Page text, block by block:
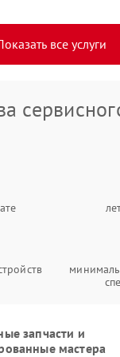
все услуги
запчасти и
мастера